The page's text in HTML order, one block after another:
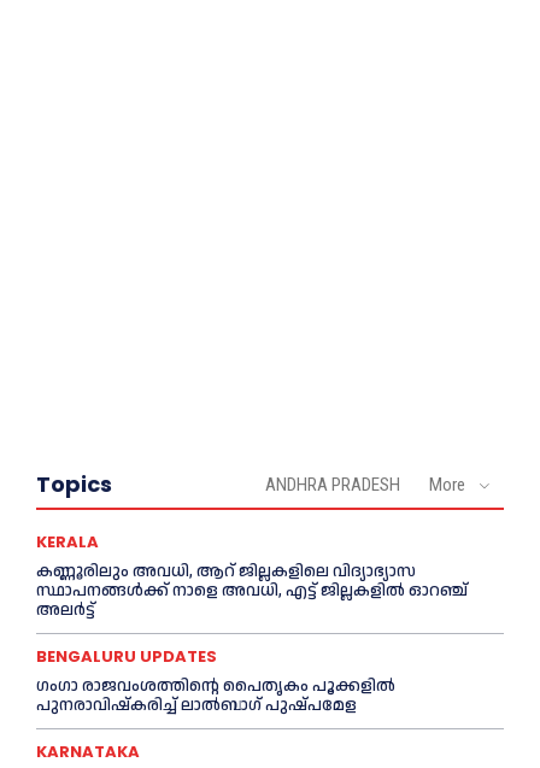
Topics ANDHRA PRADESH More
KERALA
കണ്ണൂരിലും അവധി, ആറ് ജില്ലകളിലെ വിദ്യാഭ്യാസ
സ്ഥാപനങ്ങൾക്ക് നാളെ അവധി, എട്ട് ജില്ലകളിൽ ഓറഞ്ച്
അലർട്ട്
BENGALURU UPDATES
ഗംഗാ രാജവംശത്തിന്റെ പൈതൃകം പൂക്കളിൽ
പുനരാവിഷ്‌കരിച്ച് ലാൽബാഗ് പുഷ്പമേള
KARNATAKA